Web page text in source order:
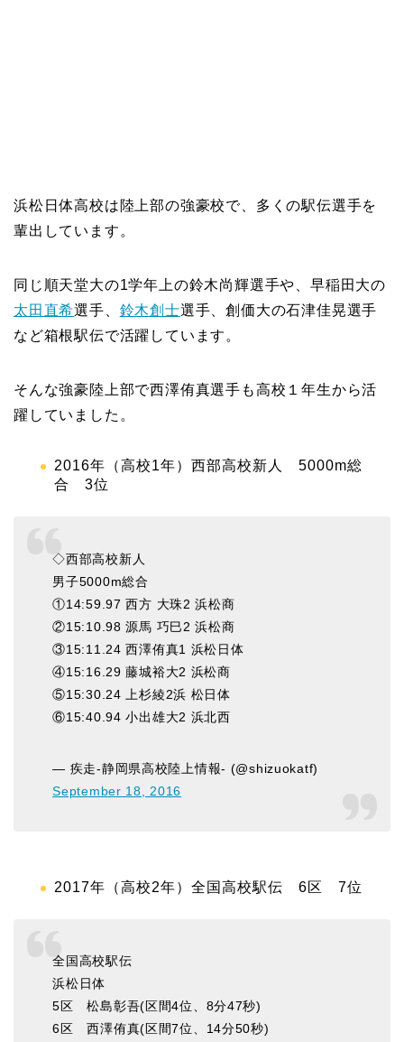
浜松日体高校は陸上部の強豪校で、多くの駅伝選手を
輩出しています。
同じ順天堂大の1学年上の鈴木尚輝選手や、早稲田大の
太田直希選手、 鈴木創士選手、創価大の石津佳晃選手
など箱根駅伝で活躍しています。
そんな強豪陸上部で西澤侑真選手も高校１年生から活
躍していました。
2016年（高校1年）西部高校新人 5000m総
合 3位
◇西部高校新人
男子5000m総合
①14:59.97 西方 大珠2 浜松商
②15:10.98 源馬 巧巳2 浜松商
③15:11.24 西澤侑真1 浜松日体
④15:16.29 藤城裕大2 浜松商
⑤15:30.24 上杉綾2浜 松日体
⑥15:40.94 小出雄大2 浜北西
— 疾走-静岡県高校陸上情報- (@shizuokatf)
September 18, 2016
2017年（高校2年）全国高校駅伝 6区 7位
全国高校駅伝
浜松日体
5区 松島彰吾(区間4位、8分47秒)
6区 西澤侑真(区間7位、14分50秒)